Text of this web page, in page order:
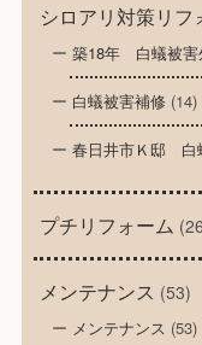
シロアリ対策リフ
築18年 白蟻被
白蟻被害補修(14)
春日井市Ｋ邸 白
プチリフォーム
メンテナンス (53)
メンテナンス (53)